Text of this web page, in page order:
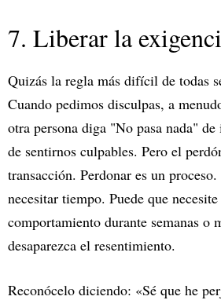
7. Liberar la
Quizás la regla más difícil de todas
Cuando pedimos disculpas, a
otra persona diga "No pasa nada"
de sentirnos culpables. Pero el
transacción. Perdonar es un
necesitar tiempo. Puede que
comportamiento durante semanas o
desaparezca el resentimiento.
Reconócelo diciendo: «Sé que he